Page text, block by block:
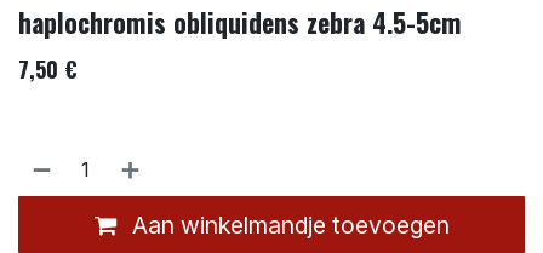
haplochromis obliquidens zebra 4.5-5cm
7,50 €
Aan winkelmandje toevoegen